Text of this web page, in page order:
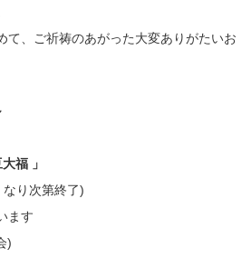
て、ご祈祷のあがった大変ありがたいお
福 」
なり次第終了)
ます
)